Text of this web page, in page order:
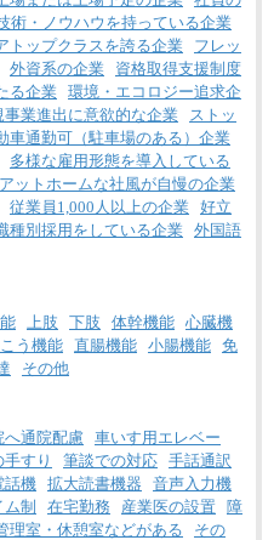
術・ノウハウを持っている企業
トップクラスを誇る企業
フレッ
外資系の企業
資格取得支援制度
る企業 環境・エコロジー追求企
事業進出に意欲的な企業
ストッ
車通勤可（駐車場のある）企業
多様な雇用形態を導入している
アットホームな社風が自慢の企業
従業員1,000人以上の企業 好立
種別採用をしている企業 外国語
上肢 下肢 体幹機能 心臓機
う機能 直腸機能 小腸機能 免
その他
へ通院配慮 車いす用エレベー
すり 筆談での対応 手話通訳
話機 拡大読書機器
音声入力機
制 在宅勤務 産業医の設置
障
理室・休憩室などがある
その